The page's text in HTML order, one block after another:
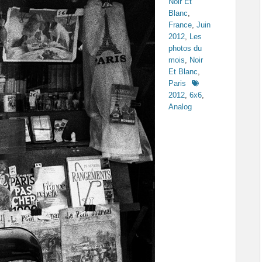
Blanc,
France, Juin
2012, Les
photos du
mois, Noir
Et Blanc,
Paris
Tags
2012, 6x6,
Analog